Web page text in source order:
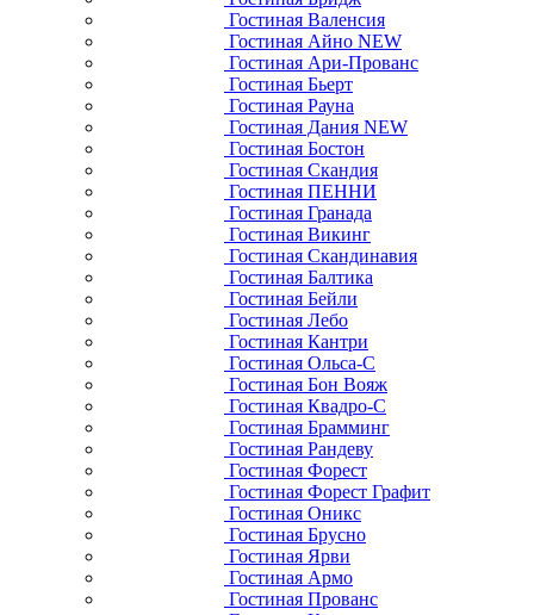
Гостиная Валенсия
Гостиная Айно NEW
Гостиная Ари-Прованс
Гостиная Бьерт
Гостиная Рауна
Гостиная Дания NEW
Гостиная Бостон
Гостиная Скандия
Гостиная ПЕННИ
Гостиная Гранада
Гостиная Викинг
Гостиная Скандинавия
Гостиная Балтика
Гостиная Бейли
Гостиная Лебо
Гостиная Кантри
Гостиная Ольса-С
Гостиная Бон Вояж
Гостиная Квадро-С
Гостиная Брамминг
Гостиная Рандеву
Гостиная Форест
Гостиная Форест Графит
Гостиная Оникс
Гостиная Брусно
Гостиная Ярви
Гостиная Армо
Гостиная Прованс